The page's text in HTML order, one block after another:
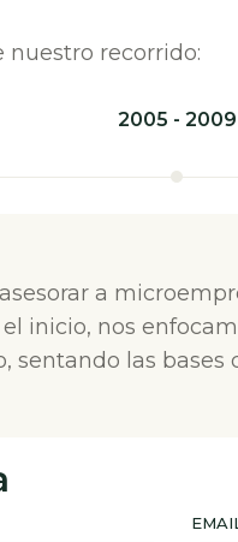
nuestro recorrido:
2005 - 2009
a
inicio, nos
sentando las bases